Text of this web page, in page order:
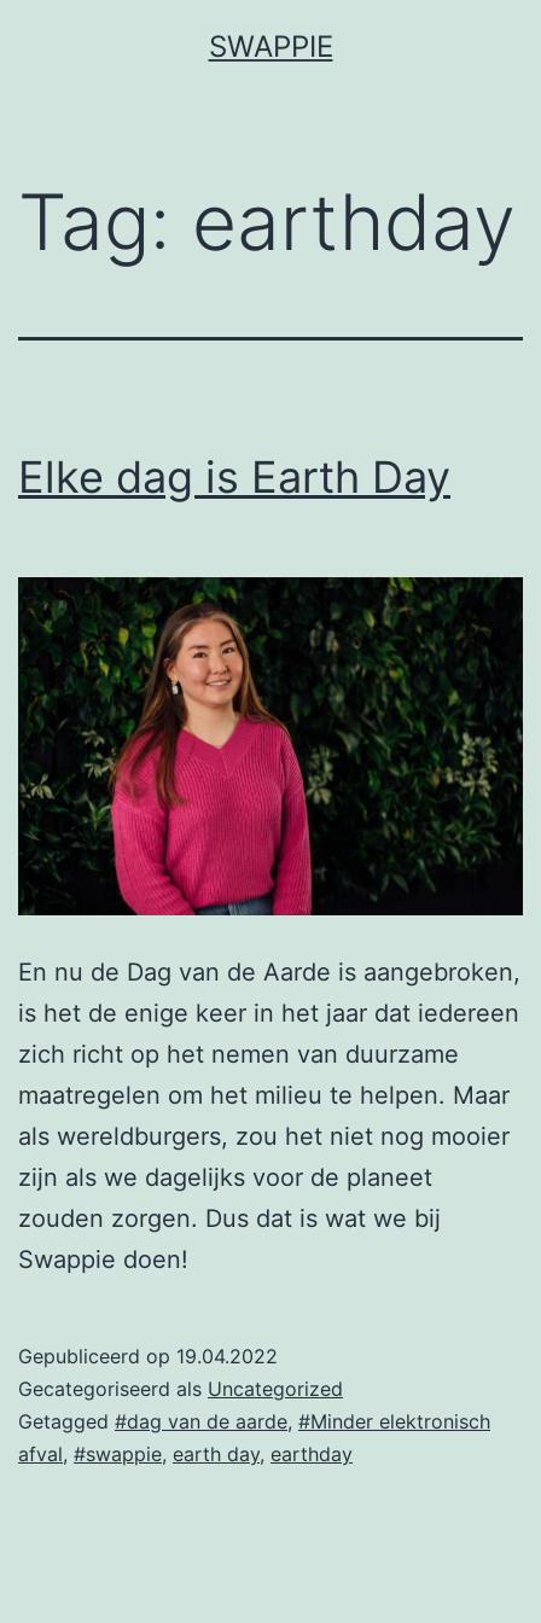
SWAPPIE
Tag: earthday
Elke dag is Earth Day
En nu de Dag van de Aarde is aangebroken,
is het de enige keer in het jaar dat iedereen
zich richt op het nemen van duurzame
maatregelen om het milieu te helpen. Maar
als wereldburgers, zou het niet nog mooier
zijn als we dagelijks voor de planeet
zouden zorgen. Dus dat is wat we bij
Swappie doen!
Gepubliceerd op 19.04.2022
Gecategoriseerd als Uncategorized
Getagged #dag van de aarde, #Minder elektronisch
afval, #swappie, earth day, earthday